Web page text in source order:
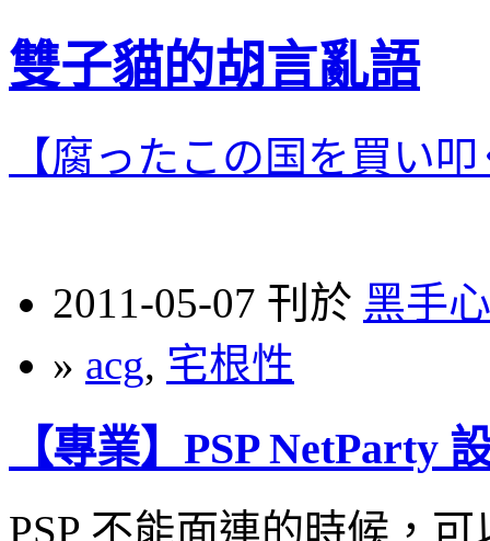
雙子貓的胡言亂語
【腐ったこの国を買い
2011-05-07 刊於 黑手
» acg, 宅根性
【專業】PSP NetParty
PSP 不能面連的時候，可